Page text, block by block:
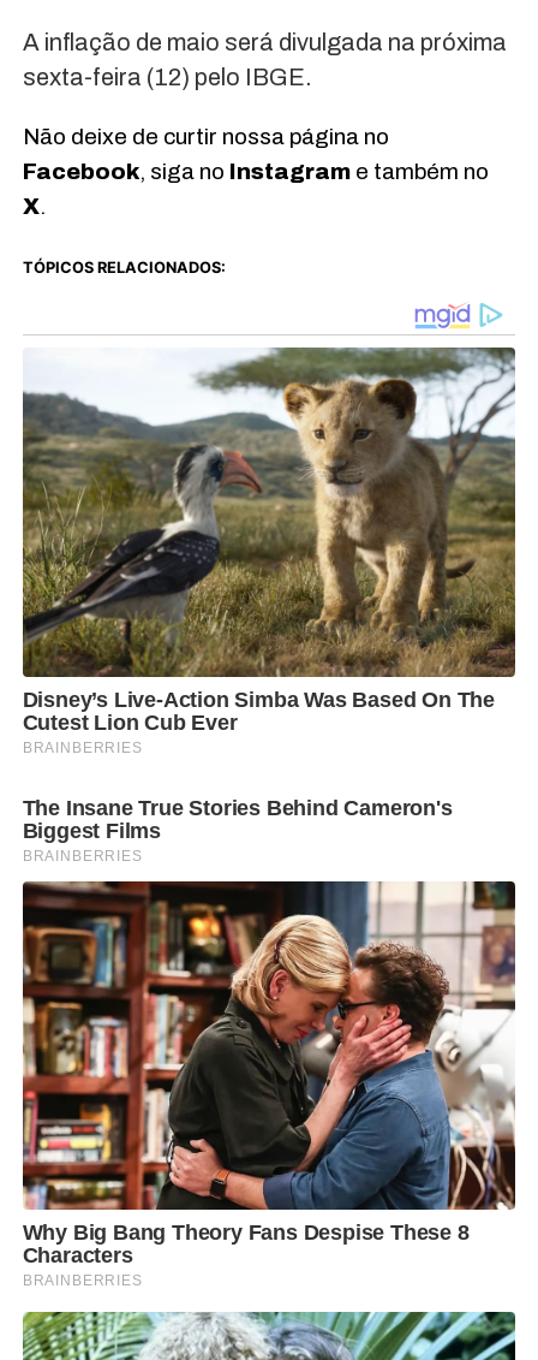
A inflação de maio será divulgada na próxima
sexta-feira (12) pelo IBGE.
Não deixe de curtir nossa página no
Facebook, siga no Instagrame também no
X.
TÓPICOS RELACIONADOS: